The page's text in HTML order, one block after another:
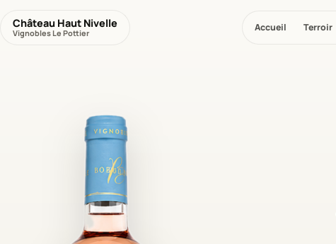
Château Haut Nivelle
Vignobles Le Pottier Accueil Terroir